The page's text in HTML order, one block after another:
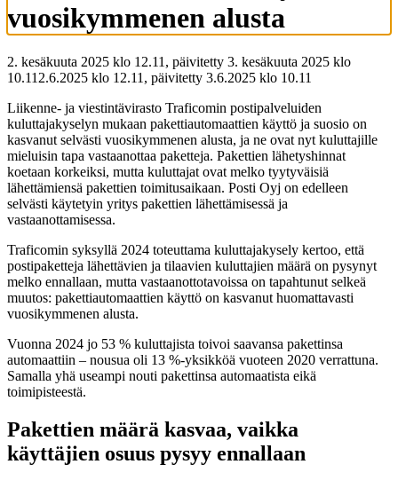
vuosikymmenen alusta
2. kesäkuuta 2025 klo 12.11, päivitetty 3. kesäkuuta 2025 klo
10.11 2.6.2025 klo 12.11 , päivitetty 3.6.2025 klo 10.11
Liikenne- ja viestintävirasto Traficomin postipalveluiden
kuluttajakyselyn mukaan pakettiautomaattien käyttö ja suosio on
kasvanut selvästi vuosikymmenen alusta, ja ne ovat nyt kuluttajille
mieluisin tapa vastaanottaa paketteja. Pakettien lähetyshinnat
koetaan korkeiksi, mutta kuluttajat ovat melko tyytyväisiä
lähettämiensä pakettien toimitusaikaan. Posti Oyj on edelleen
selvästi käytetyin yritys pakettien lähettämisessä ja
vastaanottamisessa.
Traficomin syksyllä 2024 toteuttama kuluttajakysely kertoo, että
postipaketteja lähettävien ja tilaavien kuluttajien määrä on pysynyt
melko ennallaan, mutta vastaanottotavoissa on tapahtunut selkeä
muutos: pakettiautomaattien käyttö on kasvanut huomattavasti
vuosikymmenen alusta.
Vuonna 2024 jo 53 % kuluttajista toivoi saavansa pakettinsa
automaattiin – nousua oli 13 %-yksikköä vuoteen 2020 verrattuna.
Samalla yhä useampi nouti pakettinsa automaatista eikä
toimipisteestä.
Pakettien määrä kasvaa, vaikka
käyttäjien osuus pysyy ennallaan